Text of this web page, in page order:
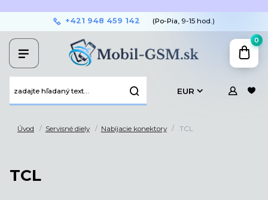
EUR
+421 948 459 142 (Po-Pia, 9-15 hod.)
0
Úvod Servisné diely Nabíjacie konektory TCL
TCL